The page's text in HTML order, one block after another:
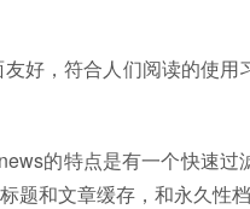
，符合人们阅读的使用
的特点是有一个快速过
和文章缓存，和永久性档